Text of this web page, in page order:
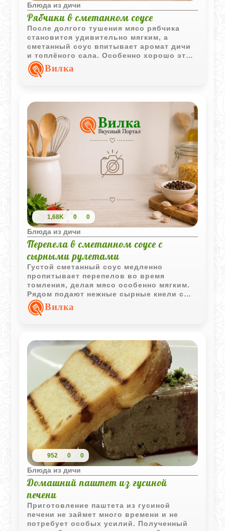
Блюда из дичи
Рябчики в сметанном соусе
После долгого тушения мясо рябчика
становится удивительно мягким, а
сметанный соус впитывает аромат дичи
и топлёного сала. Особенно хорошо это
блюдо раскрывается с горячим жареным
картофелем, который собирает густой
Вилка
1,68K 0 0
Блюда из дичи
Перепела в сметанном соусе с
сырными рулетами
Густой сметанный соус медленно
пропитывает перепелов во время
томления, делая мясо особенно мягким.
Рядом подают нежные сырные кнели с
лёгким сливочным вкусом - они
впитывают горячий соус не хуже свежего
Вилка
952 0 0
Блюда из дичи
Домашний паштет из гусиной
печени
Приготовление паштета из гусиной
печени не займет много времени и не
потребует особых усилий. Полученный